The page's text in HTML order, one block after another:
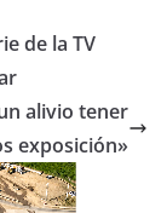
de la TV
alivio tener
exposición»